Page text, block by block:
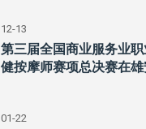
12-13
第三届全国商业服务业
健按摩师赛项总决赛在
01-22